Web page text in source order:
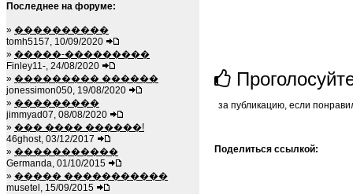
Последнее на форуме:
» ����������
tomh5157, 10/09/2020
» �����-���������
Finley11-, 24/08/2020
» ��������� ������
jonessimon050, 19/08/2020
» ���������
jimmyad07, 08/08/2020
» ��� ���� ������!
46ghost, 03/12/2017
» �����������
Germanda, 01/10/2015
» ����� �����������
musetel, 15/09/2015
за публикацию, если
Поделиться ссылкой: